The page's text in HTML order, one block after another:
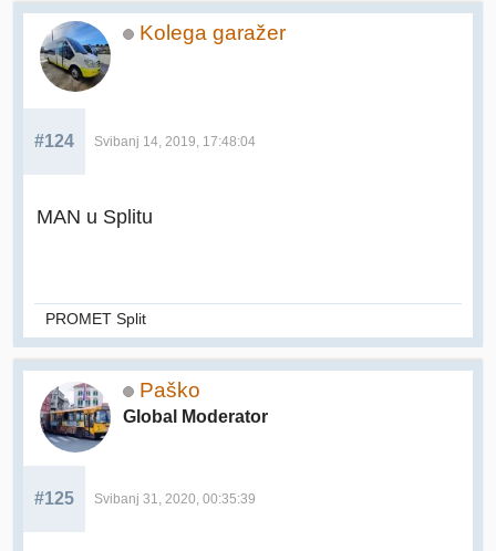
Kolega garažer
#124 Svibanj 14, 2019, 17:48:04
MAN u Splitu
PROMET Split
Paško
Global Moderator
#125 Svibanj 31, 2020, 00:35:39